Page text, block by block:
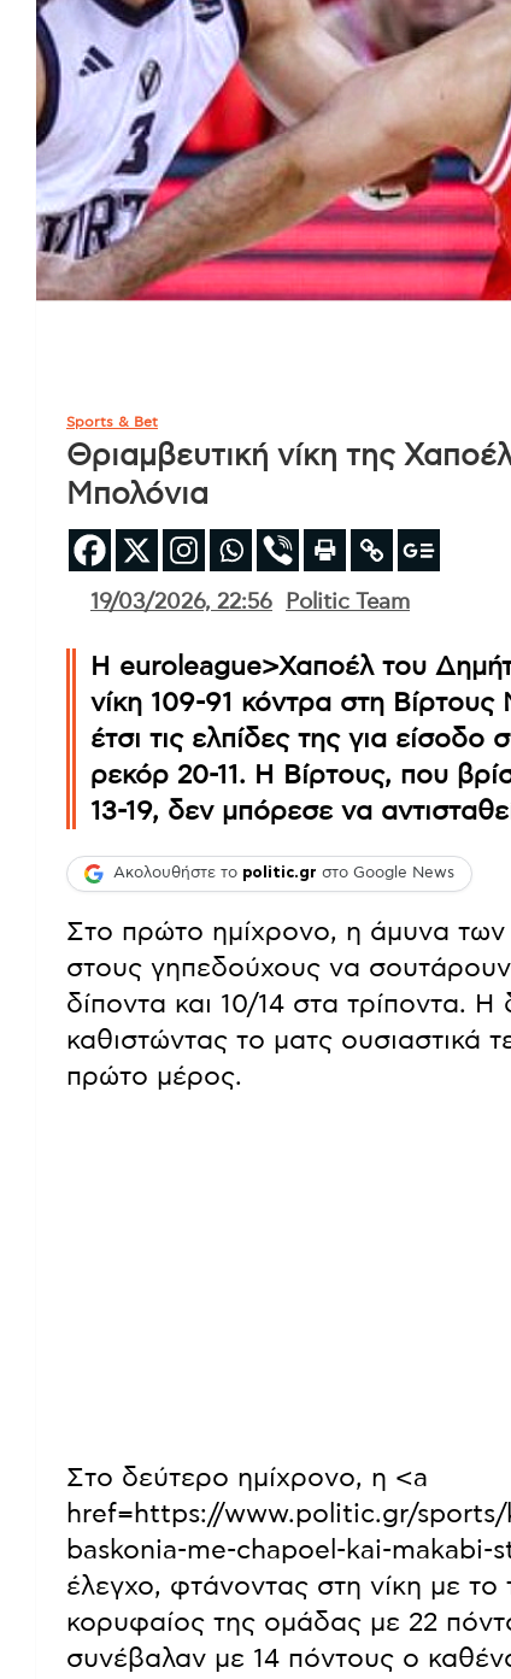
Sports & Bet
Θριαμβευτική νίκη της
Μπολόνια
19/03/2026, 22:56 Politic Team
Η euroleague>Χαποέλ του
νίκη 109-91 κόντρα στη
έτσι τις ελπίδες της για
ρεκόρ 20-11. Η Βίρτους, που
13-19, δεν μπόρεσε να
Ακολουθήστε το politic.gr στο Google News
Στο πρώτο ημίχρονο, η άμυνα των
στους γηπεδούχους να
δίποντα και 10/14 στα τρίποντα.
καθιστώντας το ματς ουσιαστικά
πρώτο μέρος.
Στο δεύτερο ημίχρονο, η <a
href=https://www.politic.gr/
baskonia-me-chapoel-kai-makabi-
έλεγχο, φτάνοντας στη νίκη με
κορυφαίος της ομάδας με 22
συνέβαλαν με 14 πόντους ο